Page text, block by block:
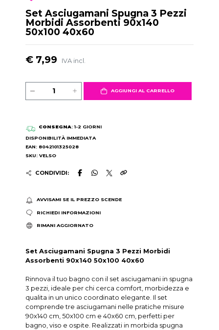
Set Asciugamani Spugna 3 Pezzi
Morbidi Assorbenti 90x140
50x100 40x60
€ 7,99 IVA incl.
AGGIUNGI AL CARRELLO
CONSEGNA: 1-2 GIORNI
DISPONIBILITÀ IMMEDIATA
EAN: 8042101325028
SKU: VELSO
CONDIVIDI:
AVVISAMI SE IL PREZZO SCENDE
RICHIEDI INFORMAZIONI
RIMANI AGGIORNATO
Set Asciugamani Spugna 3 Pezzi Morbidi
Assorbenti 90x140 50x100 40x60
Rinnova il tuo bagno con il set asciugamani in spugna
3 pezzi, ideale per chi cerca comfort, morbidezza e
qualita in un unico coordinato elegante. Il set
comprende tre asciugamani nelle pratiche misure
90x140 cm, 50x100 cm e 40x60 cm, perfetti per
bagno, viso e ospite. Realizzati in morbida spugna